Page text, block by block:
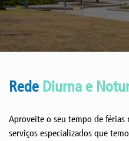
Rede Diurna e
Aproveite o seu tempo de férias
serviços especializados que